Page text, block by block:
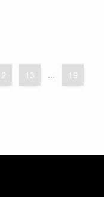
13 ... 19